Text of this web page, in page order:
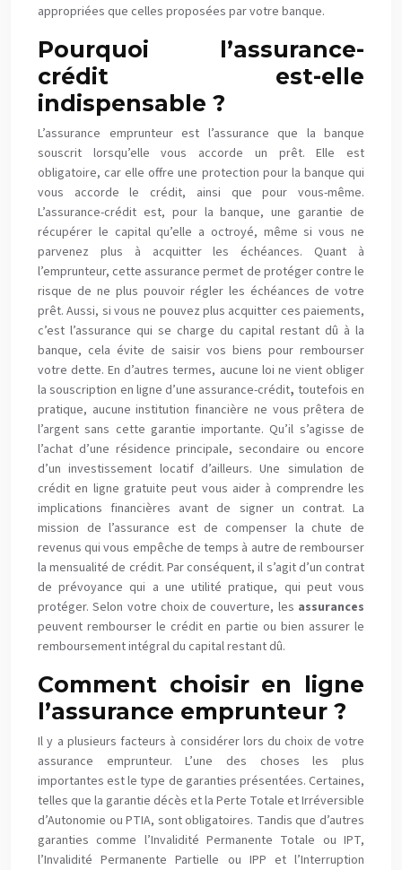
appropriées que celles proposées par votre banque.
Pourquoi l’assurance-
crédit est-elle
indispensable ?
L’assurance emprunteur est l’assurance que la banque
souscrit lorsqu’elle vous accorde un prêt. Elle est
obligatoire, car elle offre une protection pour la banque qui
vous accorde le crédit, ainsi que pour vous-même.
L’assurance-crédit est, pour la banque, une garantie de
récupérer le capital qu’elle a octroyé, même si vous ne
parvenez plus à acquitter les échéances. Quant à
l’emprunteur, cette assurance permet de protéger contre le
risque de ne plus pouvoir régler les échéances de votre
prêt. Aussi, si vous ne pouvez plus acquitter ces paiements,
c’est l’assurance qui se charge du capital restant dû à la
banque, cela évite de saisir vos biens pour rembourser
votre dette. En d’autres termes, aucune loi ne vient obliger
la souscription en ligne d’une assurance-crédit, toutefois en
pratique, aucune institution financière ne vous prêtera de
l’argent sans cette garantie importante. Qu’il s’agisse de
l’achat d’une résidence principale, secondaire ou encore
d’un investissement locatif d’ailleurs. Une simulation de
crédit en ligne gratuite peut vous aider à comprendre les
implications financières avant de signer un contrat. La
mission de l’assurance est de compenser la chute de
revenus qui vous empêche de temps à autre de rembourser
la mensualité de crédit. Par conséquent, il s’agit d’un contrat
de prévoyance qui a une utilité pratique, qui peut vous
protéger. Selon votre choix de couverture, les assurances
peuvent rembourser le crédit en partie ou bien assurer le
remboursement intégral du capital restant dû.
Comment choisir en ligne
l’assurance emprunteur ?
Il y a plusieurs facteurs à considérer lors du choix de votre
assurance emprunteur. L’une des choses les plus
importantes est le type de garanties présentées. Certaines,
telles que la garantie décès et la Perte Totale et Irréversible
d’Autonomie ou PTIA, sont obligatoires. Tandis que d’autres
garanties comme l’Invalidité Permanente Totale ou IPT,
l’Invalidité Permanente Partielle ou IPP et l’Interruption